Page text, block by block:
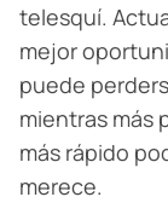
telesquí.
mejor
puede
mientras más
más rápido
merece.